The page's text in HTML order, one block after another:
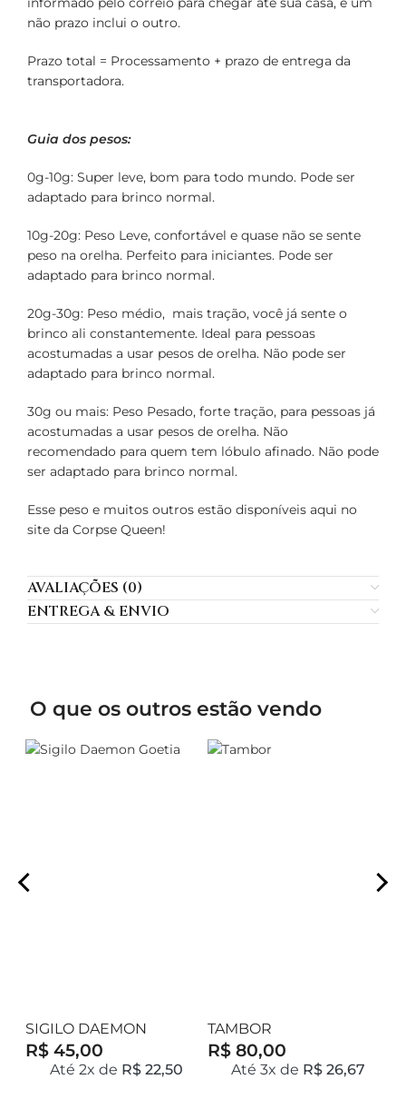
não prazo inclui o outro.
Prazo total = Processamento + prazo de entrega da
transportadora.
Guia dos pesos:
0g-10g: Super leve, bom para todo mundo. Pode ser
adaptado para brinco normal.
10g-20g: Peso Leve, confortável e quase não se sente
peso na orelha. Perfeito para iniciantes. Pode ser
adaptado para brinco normal.
20g-30g: Peso médio, mais tração, você já sente o
brinco ali constantemente. Ideal para pessoas
acostumadas a usar pesos de orelha. Não pode ser
adaptado para brinco normal.
30g ou mais: Peso Pesado, forte tração, para pessoas já
acostumadas a usar pesos de orelha. Não
recomendado para quem tem lóbulo afinado. Não pode
ser adaptado para brinco normal.
Esse peso e muitos outros estão disponíveis aqui no
site da Corpse Queen!
AVALIAÇÕES (0)
ENTREGA & ENVIO
O que os outros estão vendo
SIGILO DAEMON
GOETIA
R$ 45,00
Até 2x de R$ 22,50
TAMBOR
R$ 80,00
Até 3x de R$ 26,67